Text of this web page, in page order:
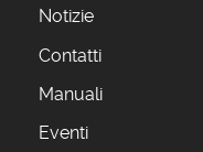
Notizie
Contatti
Manuali
Eventi